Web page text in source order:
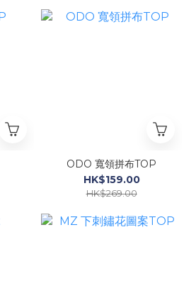
ODO 寬領拼布TOP
HK$159.00
HK$269.00